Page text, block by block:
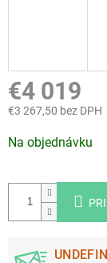
€4 019
€3 267,50 bez DPH
cena:
Na objednávku